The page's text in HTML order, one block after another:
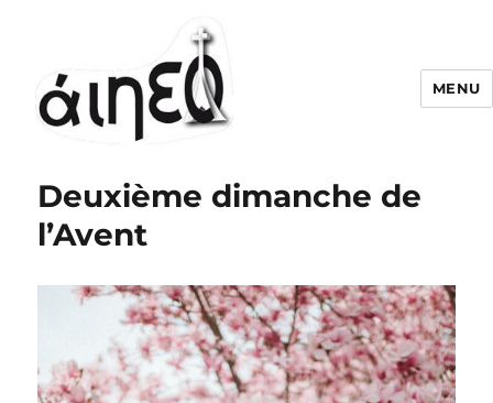
MENU
Deuxième dimanche de
l’Avent